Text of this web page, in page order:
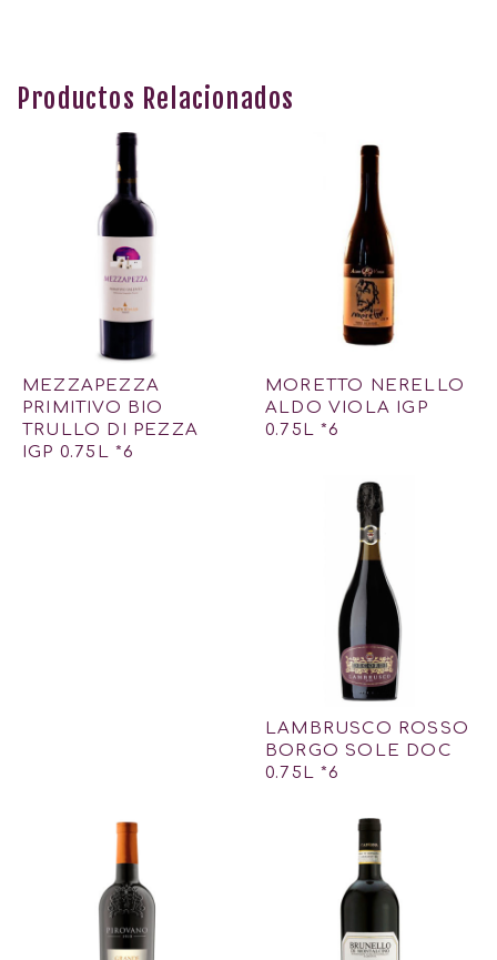
Productos Relacionados
MEZZAPEZZA
PRIMITIVO BIO
TRULLO DI PEZZA
IGP 0.75L *6
MORETTO NERELLO
ALDO VIOLA IGP
0.75L *6
LAMBRUSCO ROSSO
BORGO SOLE DOC
0.75L *6